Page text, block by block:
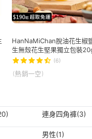
HanNaMiChan脫油花生椒
生無殼花生堅果獨立包裝
椒味五香花生椒鹽味小零食花
(6)
(熱銷一空)
連身四角褲(3)
男性(1)